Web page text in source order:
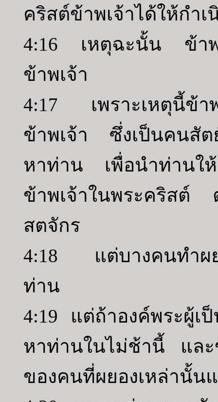
คริสต์ข้าพเจ้าได้ให้กำ
4:16 เหตุฉะนั้น ข้าพ
ข้าพเจ้า
4:17 เพราะเหตุนี้ข้าพ
ข้าพเจ้า ซึ่งเป็นคนสัต
หาท่าน เพื่อนำท่านให้
ข้าพเจ้าในพระคริสต์
สตจักร
4:18 แต่บางคนทำผย
ท่าน
4:19 แต่ถ้าองค์พระผู้เ
หาท่านในไม่ช้านี้ และ
ของคนที่ผยองเหล่านั้น